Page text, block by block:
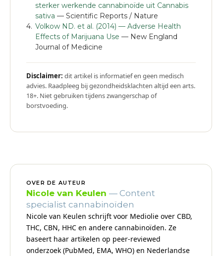
sterker werkende cannabinoïde uit Cannabis
sativa — Scientific Reports / Nature
Volkow ND. et al. (2014) — Adverse Health
Effects of Marijuana Use — New England
Journal of Medicine
Disclaimer: dit artikel is informatief en geen medisch
advies. Raadpleeg bij gezondheidsklachten altijd een arts.
18+. Niet gebruiken tijdens zwangerschap of
borstvoeding.
OVER DE AUTEUR
Nicole van Keulen — Content
specialist cannabinoïden
Nicole van Keulen schrijft voor Mediolie over CBD,
THC, CBN, HHC en andere cannabinoïden. Ze
baseert haar artikelen op peer-reviewed
onderzoek (PubMed, EMA, WHO) en Nederlandse